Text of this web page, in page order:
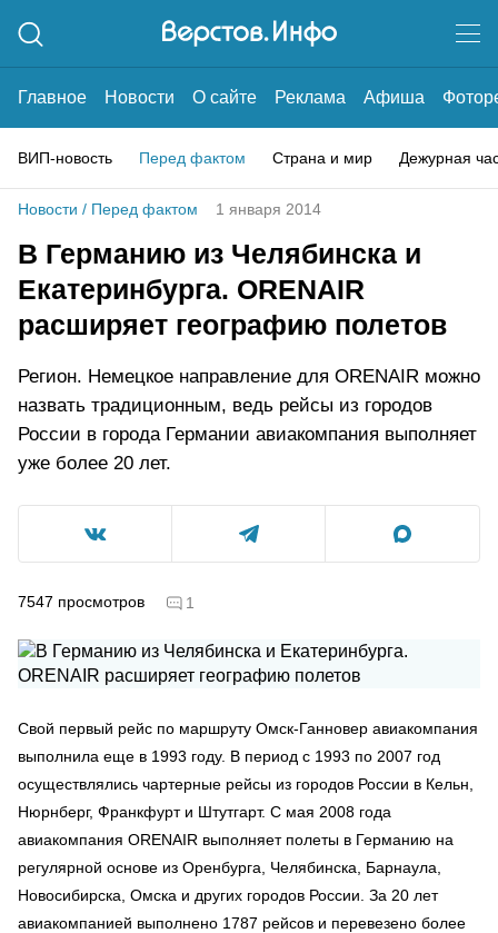
Главное Новости О сайте Реклама Афиша
ВИП-новость Перед фактом Страна и мир Дежурная
Новости / Перед фактом 1 января 2014
В Германию из Челябинска и
Екатеринбурга. ORENAIR
расширяет географию полетов
Регион. Немецкое направление для ORENAIR можно
назвать традиционным, ведь рейсы из городов
России в города Германии авиакомпания выполняет
уже более 20 лет.
7547 просмотров 1
Свой первый рейс по маршруту Омск-Ганновер авиакомпания
выполнила еще в 1993 году. В период с 1993 по 2007 год
осуществлялись чартерные рейсы из городов России в Кельн,
Нюрнберг, Франкфурт и Штутгарт. С мая 2008 года
авиакомпания ORENAIR выполняет полеты в Германию на
регулярной основе из Оренбурга, Челябинска, Барнаула,
Новосибирска, Омска и других городов России. За 20 лет
авиакомпанией выполнено 1787 рейсов и перевезено более